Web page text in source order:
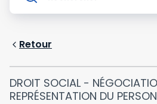
Retour
DROIT SOCIAL -
REPRÉSENTATION DU